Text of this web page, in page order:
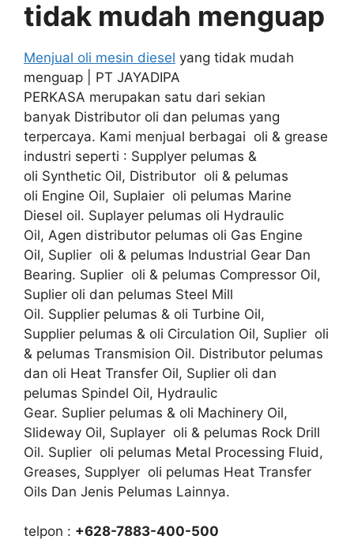
tidak mudah menguap
Menjual oli mesin diesel yang tidak mudah
menguap | PT JAYADIPA
PERKASA merupakan satu dari sekian
banyak Distributor oli dan pelumas yang
terpercaya. Kami menjual berbagai oli & grease
industri seperti : Supplyer pelumas &
oli Synthetic Oil, Distributor oli & pelumas
oli Engine Oil, Suplaier oli pelumas Marine
Diesel oil. Suplayer pelumas oli Hydraulic
Oil, Agen distributor pelumas oli Gas Engine
Oil, Suplier oli & pelumas Industrial Gear Dan
Bearing. Suplier oli & pelumas Compressor Oil,
Suplier oli dan pelumas Steel Mill
Oil. Supplier pelumas & oli Turbine Oil,
Supplier pelumas & oli Circulation Oil, Suplier oli
& pelumas Transmision Oil. Distributor pelumas
dan oli Heat Transfer Oil, Suplier oli dan
pelumas Spindel Oil, Hydraulic
Gear. Suplier pelumas & oli Machinery Oil,
Slideway Oil, Suplayer oli & pelumas Rock Drill
Oil. Suplier oli pelumas Metal Processing Fluid,
Greases, Supplyer oli pelumas Heat Transfer
Oils Dan Jenis Pelumas Lainnya.
telpon : +628-7883-400-500